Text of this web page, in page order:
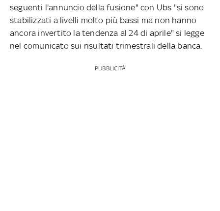
seguenti l'annuncio della fusione" con Ubs "si sono
stabilizzati a livelli molto più bassi ma non hanno
ancora invertito la tendenza al 24 di aprile" si legge
nel comunicato sui risultati trimestrali della banca.
PUBBLICITÀ